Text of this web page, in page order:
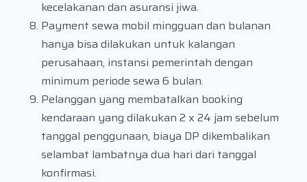
kecelakanan dan asuransi jiwa.
Payment sewa mobil mingguan dan bulanan
hanya bisa dilakukan untuk kalangan
perusahaan, instansi pemerintah dengan
minimum periode sewa 6 bulan.
Pelanggan yang membatalkan booking
kendaraan yang dilakukan 2 x 24 jam sebelum
tanggal penggunaan, biaya DP dikembalikan
selambat lambatnya dua hari dari tanggal
konfirmasi.